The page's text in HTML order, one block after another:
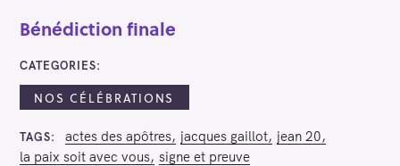
Bénédiction finale
CATEGORIES
NOS CÉLÉBRATIONS
TAGS actes des apôtres jacques gaillot
jean 20
la paix soit avec vous signe et preuve